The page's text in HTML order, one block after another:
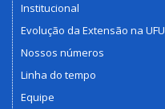
Institucional
Evolução da Extensão na UFU
Nossos números
Linha do tempo
Equipe